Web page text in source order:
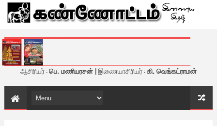
கண்ணோட்டம் - இணைய இதழ்
ஆசிரியர் :பெ. மணியரசன் | இணையாசிரியர் :கி. வெங்கட்ராமன்